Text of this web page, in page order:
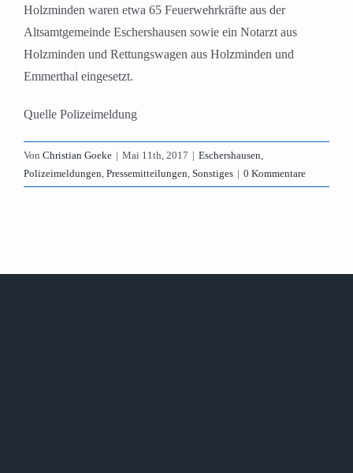
Holzminden waren etwa 65 Feuerwehrkräfte aus der
Altsamtgemeinde Eschershausen sowie ein Notarzt aus
Holzminden und Rettungswagen aus Holzminden und
Emmerthal eingesetzt.
Quelle Polizeimeldung
Von Christian Goeke | Mai 11th, 2017 | Eschershausen,
Polizeimeldungen, Pressemitteilungen, Sonstiges | 0 Kommentare